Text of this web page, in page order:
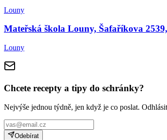
Louny
Mateřská škola Louny, Šafaříkova
Louny
Chcete recepty a tipy do schránky?
Nejvýše jednou týdně, jen když je co poslat.
Odebírat